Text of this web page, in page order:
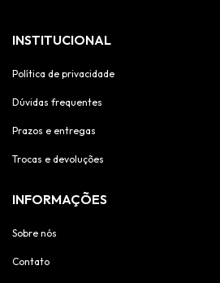
INSTITUCIONAL
Política de privacidade
Dúvidas frequentes
Prazos e entregas
Trocas e devoluções
INFORMAÇÕES
Sobre nós
Contato